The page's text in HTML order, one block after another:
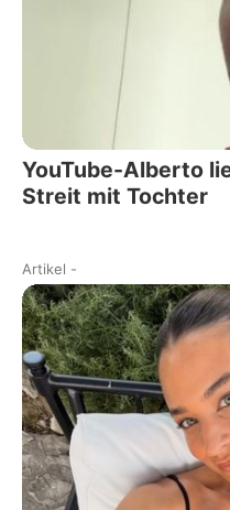
YouTube-Alberto
Streit mit Tochter
Artikel -